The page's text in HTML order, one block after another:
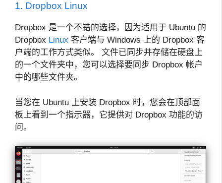
1. Dropbox Linux
Dropbox 是一个不错的选择，因为适用于 Ubuntu 的
Dropbox Linux 客户端与 Windows 上的 Dropbox 客
户端的工作方式类似。 文件已同步并存储在硬盘上
的一个文件夹中，您可以选择要同步 Dropbox 帐户
中的哪些文件夹。
当您在 Ubuntu 上安装 Dropbox 时，您会在顶部面
板上看到一个指示器，它提供对 Dropbox 功能的访
问。